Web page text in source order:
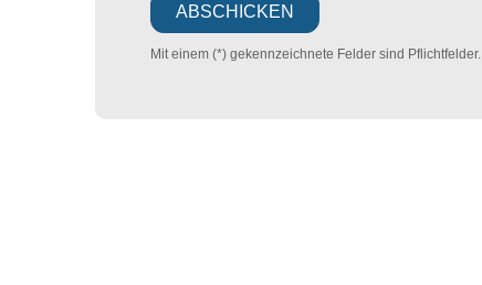
Mit einem (*) gekennzeichnete Felder sind Pflichtfelder.